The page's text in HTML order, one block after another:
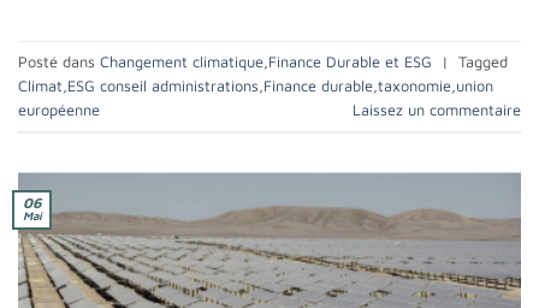
Posté dans Changement climatique Finance Durable et ESG |
Tagged
Climat ESG conseil administrations Finance durable taxonomie union
européenne
Laissez un commentaire
06
Mai